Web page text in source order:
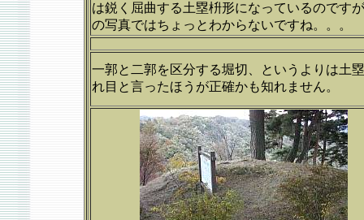
は鋭く屈曲する土塁枡形になっているのです
の写真ではちょっとわからないですね。。。
一郭と二郭を区分する堀切、というよりは土
れ目と言ったほうが正確かも知れません。